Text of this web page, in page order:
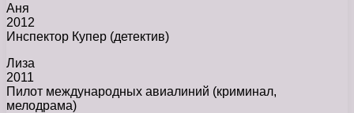
Аня
2012
Инспектор Купер (детектив)
Лиза
2011
Пилот международных авиалиний (криминал,
мелодрама)